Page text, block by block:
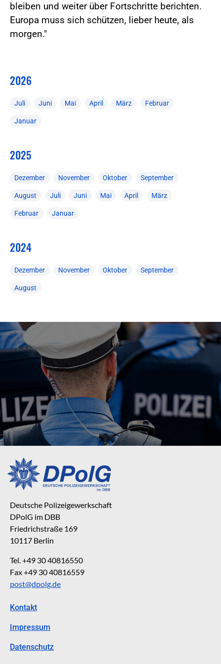
bleiben und weiter über Fortschritte berichten.
Europa muss sich schützen, lieber heute, als
morgen."
2026
Juli Juni Mai April März Februar
Januar
2025
Dezember November Oktober September
August Juli Juni Mai April März
Februar Januar
2024
Dezember November Oktober September
August
Deutsche Polizeigewerkschaft
DPolG im DBB
Friedrichstraße 169
10117 Berlin
Tel. +49 30 40816550
Fax +49 30 40816559
post@dpolg.de
Kontakt
Impressum
Datenschutz